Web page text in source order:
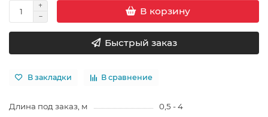
В корзину
Быстрый заказ
В закладки В сравнение
Длина под заказ, м
0,5 - 4